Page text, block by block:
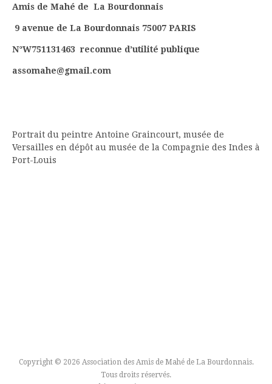
Amis de Mahé de La Bourdonnais
9 avenue de La Bourdonnais 75007 PARIS
N°W751131463 reconnue d’utilité publique
assomahe@gmail.com
Portrait du peintre Antoine Graincourt, musée de
Versailles en dépôt au musée de la Compagnie des Indes à
Port-Louis
Copyright © 2026 Association des Amis de Mahé de La Bourdonnais.
Tous droits réservés.